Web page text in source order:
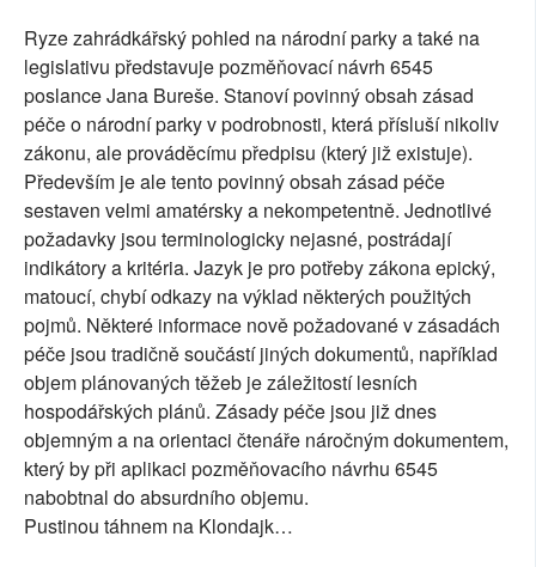
Ryze zahrádkářský pohled na národní parky a také na
legislativu představuje pozměňovací návrh 6545
poslance Jana Bureše. Stanoví povinný obsah zásad
péče o národní parky v podrobnosti, která přísluší nikoliv
zákonu, ale prováděcímu předpisu (který již existuje).
Především je ale tento povinný obsah zásad péče
sestaven velmi amatérsky a nekompetentně. Jednotlivé
požadavky jsou terminologicky nejasné, postrádají
indikátory a kritéria. Jazyk je pro potřeby zákona epický,
matoucí, chybí odkazy na výklad některých použitých
pojmů. Některé informace nově požadované v zásadách
péče jsou tradičně součástí jiných dokumentů, například
objem plánovaných těžeb je záležitostí lesních
hospodářských plánů. Zásady péče jsou již dnes
objemným a na orientaci čtenáře náročným dokumentem,
který by při aplikaci pozměňovacího návrhu 6545
nabobtnal do absurdního objemu.
Pustinou táhnem na Klondajk…